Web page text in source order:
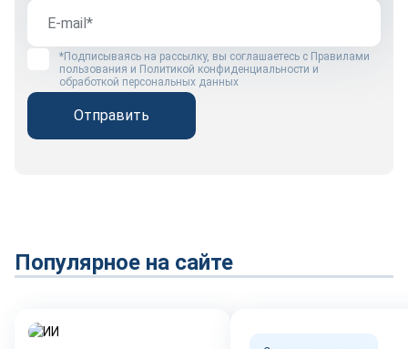
*Подписываясь на рассылку, вы соглашаетесь с Правилами
пользования и Политикой конфиденциальности и
обработкой персональных данных
Отправить
Популярное на сайте